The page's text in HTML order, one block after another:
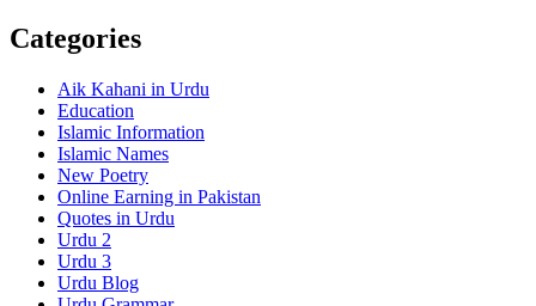
Categories
Aik Kahani in Urdu
Education
Islamic Information
Islamic Names
New Poetry
Online Earning in Pakistan
Quotes in Urdu
Urdu 2
Urdu 3
Urdu Blog